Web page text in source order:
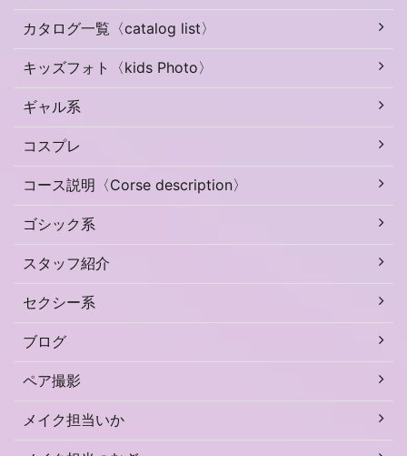
カタログ一覧〈catalog list〉
キッズフォト〈kids Photo〉
ギャル系
コスプレ
コース説明〈Corse description〉
ゴシック系
スタッフ紹介
セクシー系
ブログ
ペア撮影
メイク担当いか